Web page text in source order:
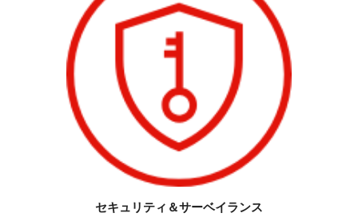
セキュリティ＆サーベイランス